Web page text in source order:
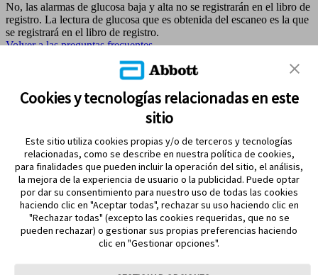
No, las alarmas de glucosa baja y alta no se registrarán en el libro de
registro. La lectura de glucosa que es obtenida del escaneo es la que
se registrará en el libro de registro.
Volver a las preguntas frecuentes
CONTÁCTANOS
MANTENTE EN CONTACTO
Cookies y tecnologías relacionadas en este
sitio
Este sitio utiliza cookies propias y/o de terceros y tecnologías
relacionadas, como se describe en nuestra política de cookies,
para finalidades que pueden incluir la operación del sitio, el análisis,
la mejora de la experiencia de usuario o la publicidad. Puede optar
por dar su consentimiento para nuestro uso de todas las cookies
haciendo clic en "Aceptar todas", rechazar su uso haciendo clic en
"Rechazar todas" (excepto las cookies requeridas, que no se
pueden rechazar) o gestionar sus propias preferencias haciendo
clic en "Gestionar opciones".